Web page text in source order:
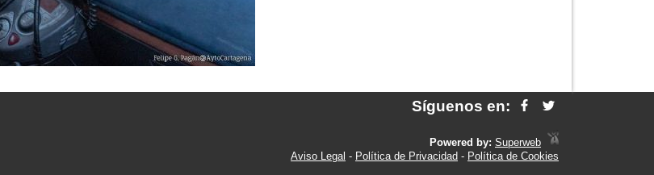
Síguenos en:
Powered by: Superweb
Aviso Legal - Política de Privacidad - Política de Cookies